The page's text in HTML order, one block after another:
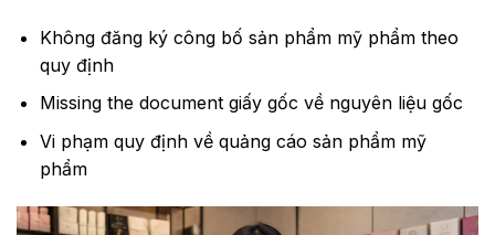
Không đăng ký công bố sản phẩm mỹ phẩm theo
quy định
Missing the document giấy gốc về nguyên liệu gốc
Vi phạm quy định về quảng cáo sản phẩm mỹ
phẩm